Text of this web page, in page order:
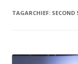
TAGARCHIEF: SECOND